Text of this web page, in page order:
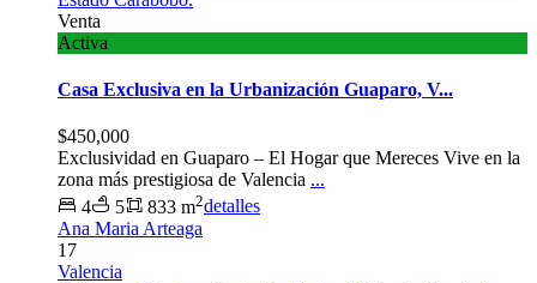
Venta
Activa
Casa Exclusiva en la Urbanización Guaparo, V...
$450,000
Exclusividad en Guaparo – El Hogar que Mereces Vive en la
zona más prestigiosa de Valencia ...
4
5 833 m2detalles
Ana Maria Arteaga
17
Valencia